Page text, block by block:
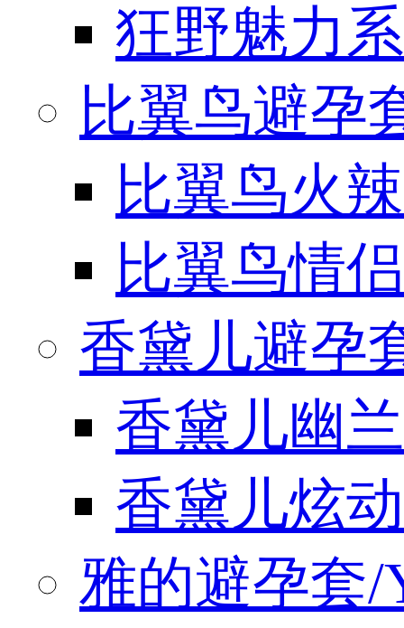
狂野魅力
比翼鸟避孕
比翼鸟火
比翼鸟情
香黛儿避孕
香黛儿幽
香黛儿炫
雅的避孕套/